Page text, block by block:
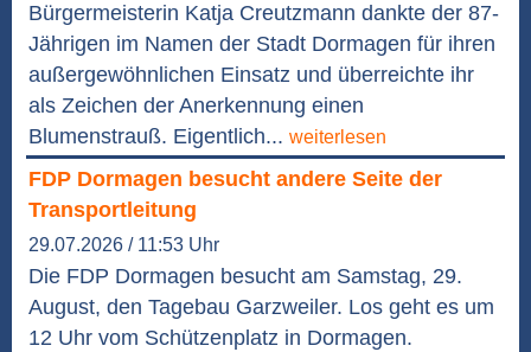
Bürgermeisterin Katja Creutzmann dankte der 87-
Jährigen im Namen der Stadt Dormagen für ihren
außergewöhnlichen Einsatz und überreichte ihr
als Zeichen der Anerkennung einen
Blumenstrauß. Eigentlich... weiterlesen
FDP Dormagen besucht andere Seite der
Transportleitung
29.07.2026 / 11:53 Uhr
Die FDP Dormagen besucht am Samstag, 29.
August, den Tagebau Garzweiler. Los geht es um
12 Uhr vom Schützenplatz in Dormagen.